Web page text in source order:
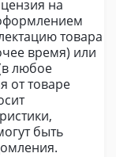
на
товара
время) или
любое
от товаре
быть